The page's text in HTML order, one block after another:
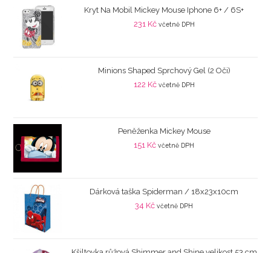
Kryt Na Mobil Mickey Mouse Iphone 6+ / 6S+
231 Kč včetně DPH
Minions Shaped Sprchový Gel (2 Oči)
122 Kč včetně DPH
Peněženka Mickey Mouse
151 Kč včetně DPH
Dárková taška Spiderman / 18x23x10cm
34 Kč včetně DPH